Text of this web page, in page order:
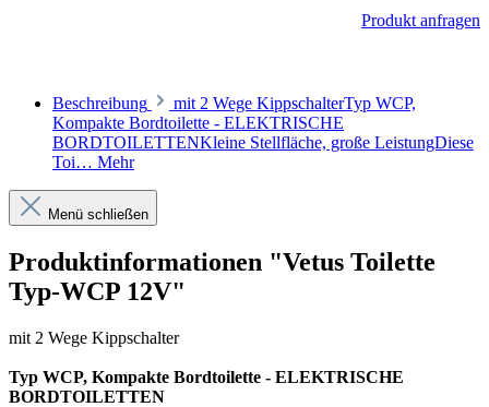
Produkt anfragen
Beschreibung
mit 2 Wege KippschalterTyp WCP,
Kompakte Bordtoilette - ELEKTRISCHE
BORDTOILETTENKleine Stellfläche, große LeistungDiese
Toi… Mehr
Menü schließen
Produktinformationen "Vetus Toilette
Typ-WCP 12V"
mit 2 Wege Kippschalter
Typ WCP, Kompakte Bordtoilette - ELEKTRISCHE
BORDTOILETTEN